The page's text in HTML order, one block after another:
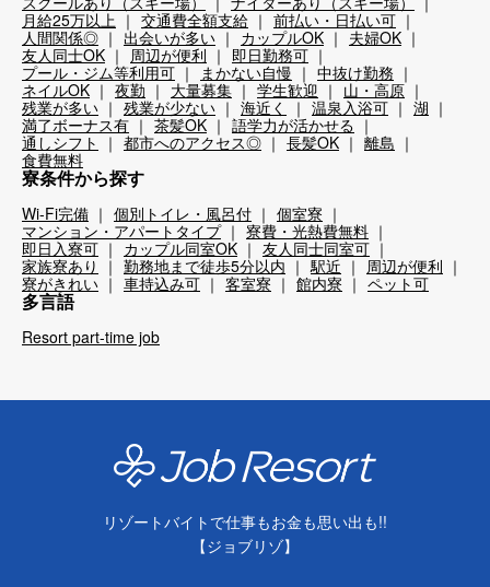
月給25万以上
交通費全額支給
前払い・日払い可
人間関係◎
出会いが多い カップルOK
夫婦OK
友人同士OK
周辺が便利
即日勤務可
プール・ジム等利用可
まかない自慢
中抜け勤務
ネイルOK
夜勤 大量募集 学生歓迎
山・高原
残業が多い
残業が少ない 海近く 温泉入浴可
湖
満了ボーナス有
茶髪OK
語学力が活かせる
通しシフト
都市へのアクセス◎ 長髪OK
離島
食費無料
寮条件から探す
Wi-Fi完備 個別トイレ・風呂付
個室寮
マンション・アパートタイプ
寮費・光熱費無料
即日入寮可
カップル同室OK
友人同士同室可
家族寮あり
勤務地まで徒歩5分以内 駅近
周辺が便利
寮がきれい
車持込み可 客室寮 館内寮 ペット可
多言語
Resort part-time job
リゾートバイトで仕事もお金も思い出も!!
【ジョブリゾ】